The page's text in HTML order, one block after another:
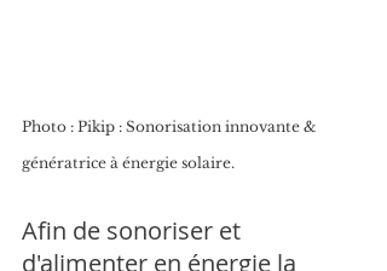
Photo : Pikip : Sonorisation innovante &
génératrice à énergie solaire.
Afin de sonoriser et
d'alimenter en énergie la